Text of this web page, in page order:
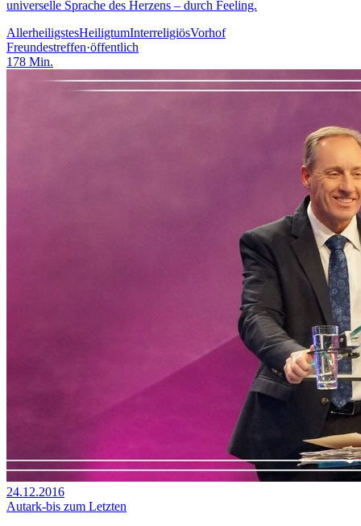
universelle Sprache des Herzens – durch Feeling.
AllerheiligstesHeiligtumInterreligiösVorhof
Freundestreffen·öffentlich
178 Min.
24.12.2016
Autark-bis zum Letzten